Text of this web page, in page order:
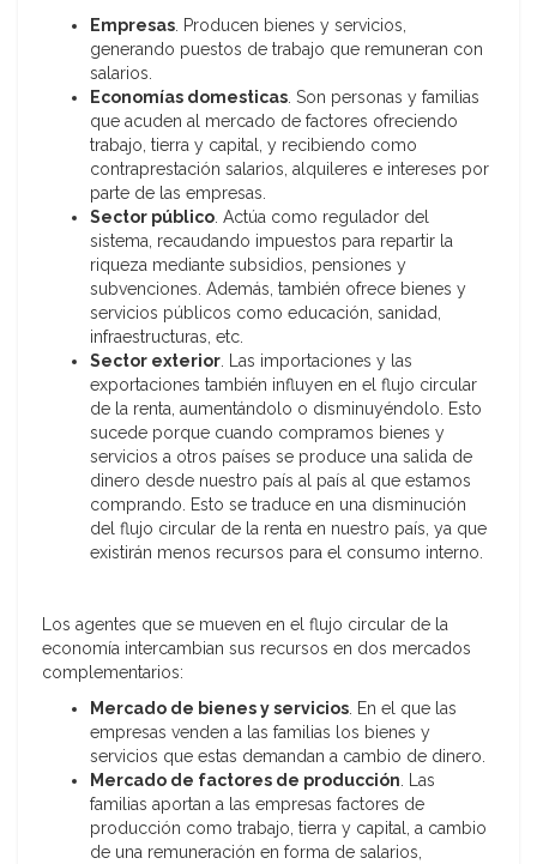
Empresas. Producen bienes y servicios,
generando puestos de trabajo que remuneran con
salarios.
Economías domesticas. Son personas y familias
que acuden al mercado de factores ofreciendo
trabajo, tierra y capital, y recibiendo como
contraprestación salarios, alquileres e intereses por
parte de las empresas.
Sector público. Actúa como regulador del
sistema, recaudando impuestos para repartir la
riqueza mediante subsidios, pensiones y
subvenciones. Además, también ofrece bienes y
servicios públicos como educación, sanidad,
infraestructuras, etc.
Sector exterior. Las importaciones y las
exportaciones también influyen en el flujo circular
de la renta, aumentándolo o disminuyéndolo. Esto
sucede porque cuando compramos bienes y
servicios a otros países se produce una salida de
dinero desde nuestro país al país al que estamos
comprando. Esto se traduce en una disminución
del flujo circular de la renta en nuestro país, ya que
existirán menos recursos para el consumo interno.
Los agentes que se mueven en el flujo circular de la
economía intercambian sus recursos en dos mercados
complementarios:
Mercado de bienes y servicios. En el que las
empresas venden a las familias los bienes y
servicios que estas demandan a cambio de dinero.
Mercado de factores de producción. Las
familias aportan a las empresas factores de
producción como trabajo, tierra y capital, a cambio
de una remuneración en forma de salarios,